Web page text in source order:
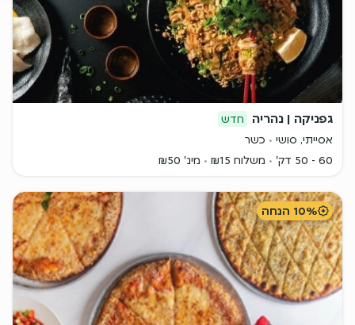
גפניקה | נהריה
חדש
אסייתי, סושי
כשר
60 - 50 דק'
משלוח ₪15 מינ' ₪50
10% הנחה